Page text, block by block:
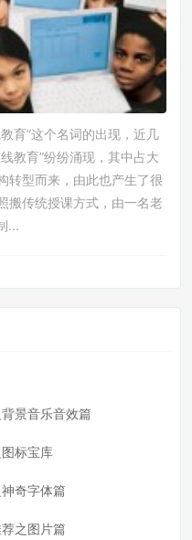
育”这个名词的出现，近几
教育”纷纷涌现，其中占大
转型而来，由此也产生了很
搬传统授课方式，由一名老
...
景音乐音效篇
标宝库
奇字体篇
之图片篇